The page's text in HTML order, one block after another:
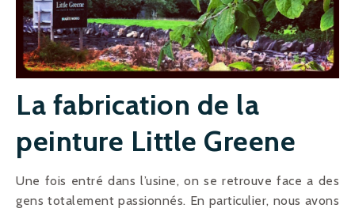
La fabrication de la
peinture Little Greene
Une fois entré dans l’usine, on se retrouve face a des
gens totalement passionnés. En particulier, nous avons